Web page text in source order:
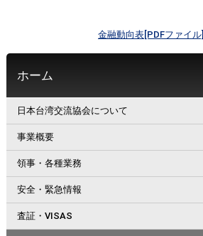
金融動向表[PDFファイル]
ホーム
日本台湾交流協会について
事業概要
領事・各種業務
安全・緊急情報
査証・VISAS